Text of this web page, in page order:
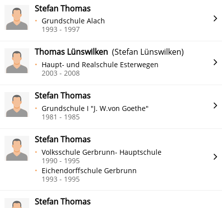
Stefan Thomas
Grundschule Alach
1993 - 1997
Thomas Lünswilken (Stefan Lünswilken)
Haupt- und Realschule Esterwegen
2003 - 2008
Stefan Thomas
Grundschule I "J. W.von Goethe"
1981 - 1985
Stefan Thomas
Volksschule Gerbrunn- Hauptschule
1990 - 1995
Eichendorffschule Gerbrunn
1993 - 1995
Stefan Thomas